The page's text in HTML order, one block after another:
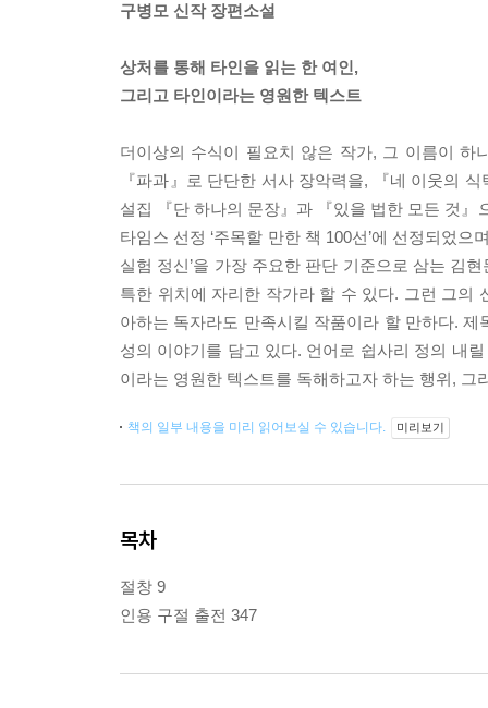
구병모 신작 장편소설
상처를 통해 타인을 읽는 한 여인,
그리고 타인이라는 영원한 텍스트
더이상의 수식이 필요치 않은 작가, 그 이름이
『파과』로 단단한 서사 장악력을, 『네 이웃의
설집 『단 하나의 문장』과 『있을 법한 모든 것
타임스 선정 ‘주목할 만한 책 100선’에 선정되었
실험 정신’을 가장 주요한 판단 기준으로 삼는 김
특한 위치에 자리한 작가라 할 수 있다. 그런 그의
아하는 독자라도 만족시킬 작품이라 할 만하다. 제
성의 이야기를 담고 있다. 언어로 쉽사리 정의 내
이라는 영원한 텍스트를 독해하고자 하는 행위,
책의 일부 내용을 미리 읽어보실 수 있습니다. 미리보기
목차
절창 9
인용 구절 출전 347